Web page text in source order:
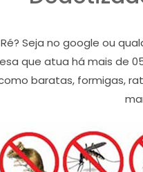
Seja no google ou
que atua há mais de
baratas, formigas,